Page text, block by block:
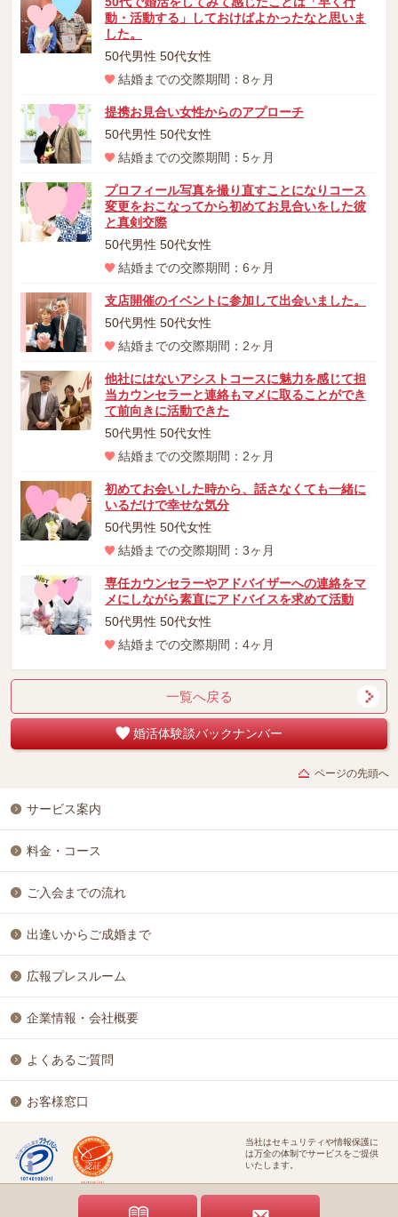
動・活動する」しておけばよかったなと思いま
した。
50代男性 50代女性
結婚までの交際期間：8ヶ月
提携お見合い女性からのアプローチ
50代男性 50代女性
結婚までの交際期間：5ヶ月
プロフィール写真を撮り直すことになりコース
変更をおこなってから初めてお見合いをした彼
と真剣交際
50代男性 50代女性
結婚までの交際期間：6ヶ月
支店開催のイベントに参加して出会いました。
50代男性 50代女性
結婚までの交際期間：2ヶ月
他社にはないアシストコースに魅力を感じて担
当カウンセラーと連絡もマメに取ることができ
て前向きに活動できた
50代男性 50代女性
結婚までの交際期間：2ヶ月
初めてお会いした時から、話さなくても一緒に
いるだけで幸せな気分
50代男性 50代女性
結婚までの交際期間：3ヶ月
専任カウンセラーやアドバイザーへの連絡をマ
メにしながら素直にアドバイスを求めて活動
50代男性 50代女性
結婚までの交際期間：4ヶ月
一覧へ戻る
婚活体験談バックナンバー
ページの先頭へ
サービス案内
料金・コース
ご入会までの流れ
出逢いからご成婚まで
広報プレスルーム
企業情報・会社概要
よくあるご質問
お客様窓口
当社はセキュリティや情報保護に
は万全の体制でサービスをご提供
いたします。